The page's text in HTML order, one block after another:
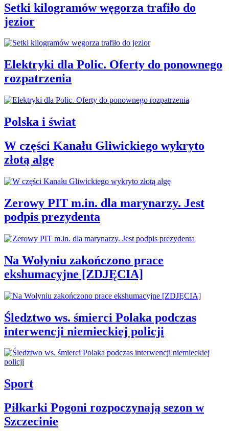
Setki kilogramów węgorza trafiło do
jezior
Elektryki dla Polic. Oferty do ponownego
rozpatrzenia
Polska i świat
W części Kanału Gliwickiego wykryto
złotą algę
Zerowy PIT m.in. dla marynarzy. Jest
podpis prezydenta
Na Wołyniu zakończono prace
ekshumacyjne [ZDJĘCIA]
Śledztwo ws. śmierci Polaka podczas
interwencji niemieckiej policji
Sport
Piłkarki Pogoni rozpoczynają sezon w
Szczecinie